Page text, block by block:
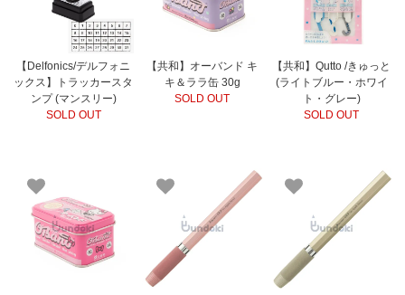
【Delfonics/デルフォニ
ックス】トラッカースタ
ンプ (マンスリー)
SOLD OUT
【共和】オーバンド キ
キ＆ララ缶 30g
SOLD OUT
【共和】Qutto /きゅっと
(ライトブルー・ホワイ
ト・グレー)
SOLD OUT